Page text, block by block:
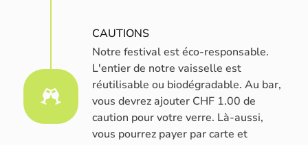
CAUTIONS
Notre festival est éco-responsable.
L'entier de notre vaisselle est
réutilisable ou biodégradable. Au bar,
vous devrez ajouter CHF 1.00 de
caution pour votre verre. Là-aussi,
vous pourrez payer par carte et